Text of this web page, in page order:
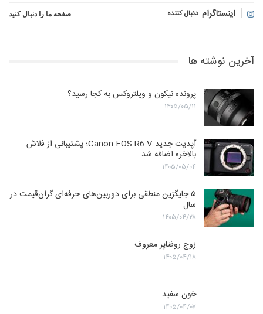
اینستاگرام دنبال کننده صفحه ما را دنبال کنید
آخرین نوشته ها
پرونده نیکون و ویلتروکس به کجا رسید؟
۱۴۰۵/۰۵/۱۱
آپدیت جدید Canon EOS R6 V؛ پشتیبانی از فلاش
بالاخره اضافه شد
۱۴۰۵/۰۵/۰۴
۵ جایگزین منطقی برای دوربین‌های حرفه‌ای گران‌قیمت در
سال…
۱۴۰۵/۰۴/۲۸
زوج روفتاپر معروف
۱۴۰۵/۰۴/۱۸
خون سفید
۱۴۰۵/۰۴/۰۷